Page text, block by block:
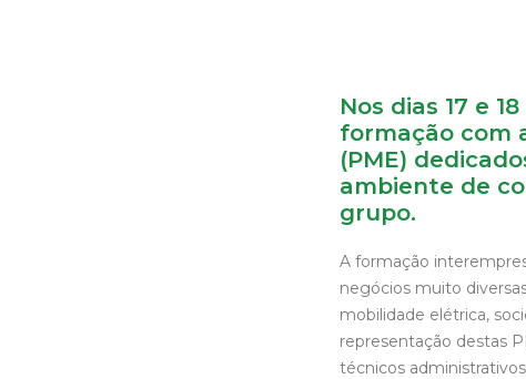
Nos dias 17 e
formação com
(PME)
ambiente de
grupo.
A formação
negócios muito
mobilidade elétrica,
representação destas
técnicos